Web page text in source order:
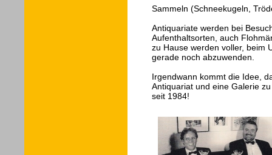
Sammeln (Schneekugeln,
Antiquariate werden bei
Aufenthaltsorten, auch
zu Hause werden voller, beim
gerade noch abzuwenden.
Irgendwann kommt die Idee,
Antiquariat und eine Galerie
seit 1984!